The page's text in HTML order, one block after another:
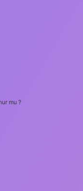
mu ?